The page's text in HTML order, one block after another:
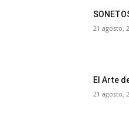
21 agosto,
El Arte
21 agosto,